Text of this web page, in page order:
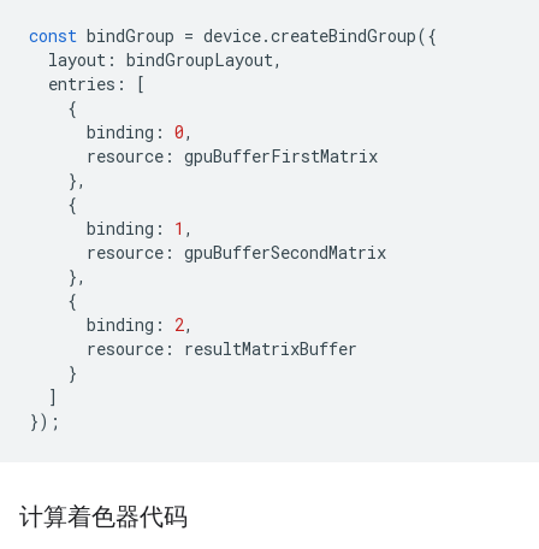
const bindGroup = device.createBindGroup({
layout : bindGroupLayout,
entries :
[
{
binding : 0,
resource : gpuBufferFirstMatrix
},
{
binding : 1 ,
resource : gpuBufferSecondMatrix
},
{
binding : 2,
resource :
resultMatrixBuffer
}
]
});
计算着色器代码